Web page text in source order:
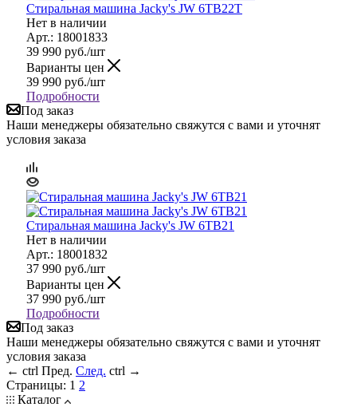
Стиральная машина Jacky's JW 6TB22T
Нет в наличии
Арт.: 18001833
39 990 руб./шт
Варианты цен
39 990 руб./шт
Подробности
Под заказ
Наши менеджеры обязательно свяжутся с вами и уточнят
условия заказа
Стиральная машина Jacky's JW 6TB21
Нет в наличии
Арт.: 18001832
37 990 руб./шт
Варианты цен
37 990 руб./шт
Подробности
Под заказ
Наши менеджеры обязательно свяжутся с вами и уточнят
условия заказа
← ctrl Пред. След. ctrl →
Страницы: 1 2
Каталог